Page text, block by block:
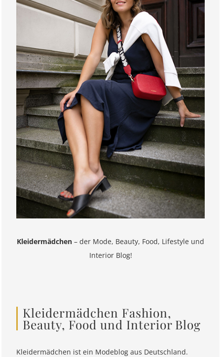
Kleidermädchen – der Mode, Beauty, Food, Lifestyle und
Interior Blog!
Kleidermädchen Fashion,
Beauty, Food und Interior Blog
Kleidermädchen ist ein Modeblog aus Deutschland.